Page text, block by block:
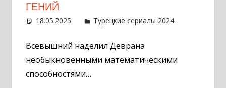
ГЕНИЙ
18.05.2025 Администратор
Турецкие сериалы 2024
Всевышний наделил Деврана
необыкновенными математическими
способностями…